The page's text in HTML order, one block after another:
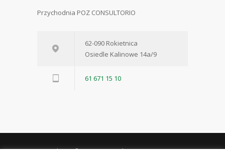
Przychodnia POZ CONSULTORIO
62-090 Rokietnica
Osiedle Kalinowe 14a/9
61 671 15 10
Consultorio © 2018 . Wszystkie prawa